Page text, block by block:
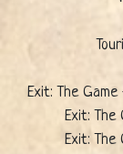
Exit: The
Exit: The
Exit: The